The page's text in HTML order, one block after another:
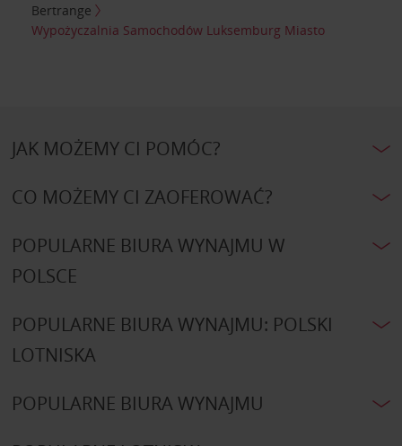
Bertrange
Wypożyczalnia Samochodów Luksemburg Miasto
JAK MOŻEMY CI POMÓC?
CO MOŻEMY CI ZAOFEROWAĆ?
POPULARNE BIURA WYNAJMU W
POLSCE
POPULARNE BIURA WYNAJMU: POLSKI
LOTNISKA
POPULARNE BIURA WYNAJMU